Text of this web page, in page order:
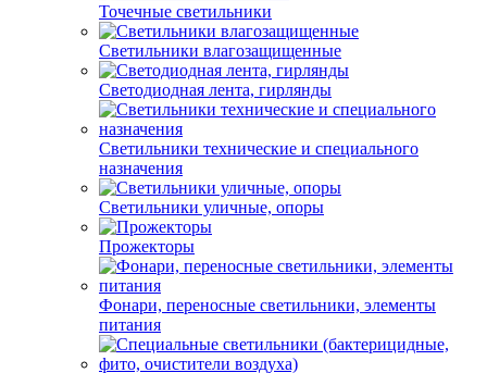
Точечные светильники
Светильники влагозащищенные
Светодиодная лента, гирлянды
Светильники технические и специального
назначения
Светильники уличные, опоры
Прожекторы
Фонари, переносные светильники, элементы
питания